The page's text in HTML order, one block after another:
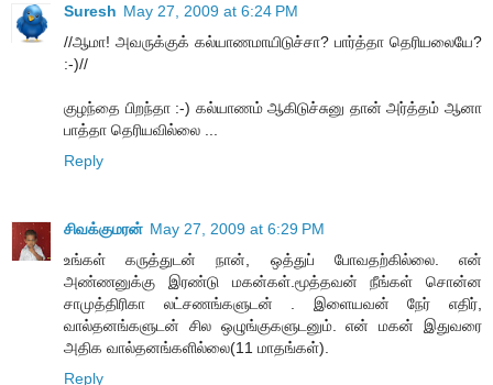
Suresh May 27, 2009 at 6:24 PM
//ஆமா! அவருக்குக் கல்யாணமாயிடுச்சா? பார்த்தா தெரியலையே?
:-)//
குழந்தை பிறந்தா :-) கல்யாணம் ஆகிடுச்சுனு தான் அர்த்தம் ஆனா
பாத்தா தெரியவில்லை ...
Reply
சிவக்குமரன் May 27, 2009 at 6:29 PM
உங்கள் கருத்துடன் நான், ஒத்துப் போவதற்கில்லை. என்
அண்ணனுக்கு இரண்டு மகன்கள்.மூத்தவன் நீங்கள் சொன்ன
சாமுத்திரிகா லட்சணங்களுடன் . இளையவன் நேர் எதிர்,
வால்தனங்களுடன் சில ஒழுங்குகளுடனும். என் மகன் இதுவரை
அதிக வால்தனங்களில்லை(11 மாதங்கள்).
Reply